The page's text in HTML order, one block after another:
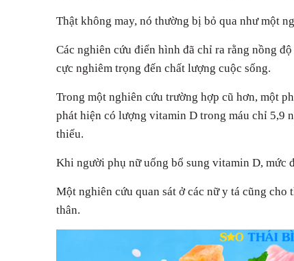
Thật không may, nó thường bị bỏ qua như một
Các nghiên cứu điển hình đã chỉ ra rằng nồng
cực nghiêm trọng đến chất lượng cuộc sống.
Trong một nghiên cứu trường hợp cũ hơn, một
phát hiện có lượng vitamin D trong máu chỉ 5,9
thiếu.
Khi người phụ nữ uống bổ sung vitamin D, mức
Một nghiên cứu quan sát ở các nữ y tá cũng
thân.